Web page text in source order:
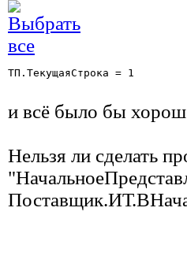
ТП.ТекущаяСтрока = 1
и всё было бы
Нельзя ли сделать